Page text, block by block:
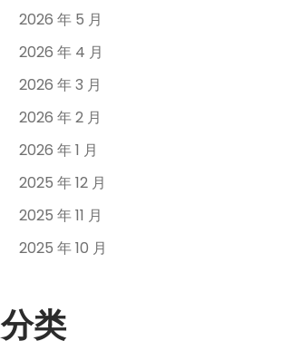
2026 年 5 月
2026 年 4 月
2026 年 3 月
2026 年 2 月
2026 年 1 月
2025 年 12 月
2025 年 11 月
2025 年 10 月
分类